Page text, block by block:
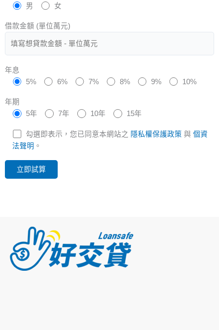
男
女
借款金額 (單位萬元)
年息
5%
6% 7% 8% 9% 10%
年期
5年
7年 10年 15年
勾選即表示，您已同意本網站之 隱私權保護政策 與 個資
法聲明 。